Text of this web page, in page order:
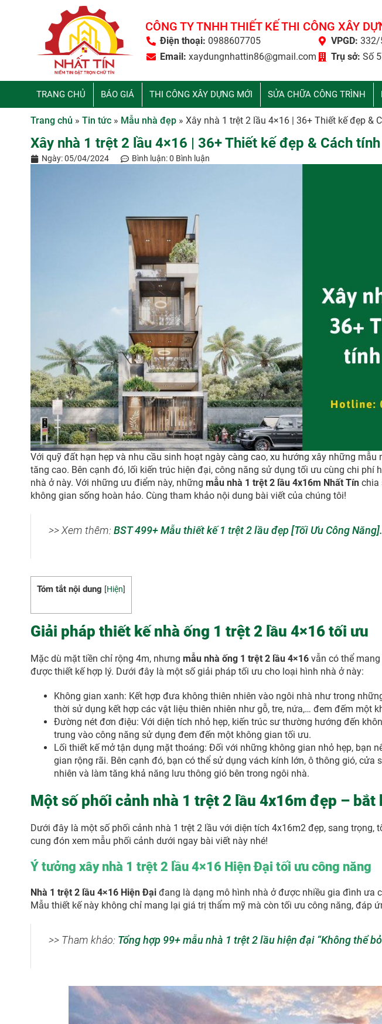
CÔNG TY TNHH THIẾT KẾ THI CÔNG XÂY
Điện thoại: 0988607705
Email: xaydungnhattin86@gmail.com
VPGD: 332/
Trụ sở: Số
TRANG CHỦ BÁO GIÁ THI CÔNG XÂY DỰNG MỚI SỬA CHỮA CÔNG TRÌNH
Trang chủ » Tin tức » Mẫu nhà đẹp » Xây nhà 1 trệt 2 lầu 4×16 | 36+ Thiết kế đẹp &
Xây nhà 1 trệt 2 lầu 4×16 | 36+ Thiết kế đẹp & Cách
Ngày:05/04/2024 Bình luận:0 Bình luận
Với quỹ đất hạn hẹp và nhu cầu sinh hoạt ngày càng cao, xu hướng xây những mẫu
tăng cao. Bên cạnh đó, lối kiến trúc hiện đại, công năng sử dụng tối ưu cùng chi
nhà ở này. Với những ưu điểm này, những mẫu nhà 1 trệt 2 lầu 4x16m Nhất Tín chia
không gian sống hoàn hảo. Cùng tham khảo nội dung bài viết của chúng tôi!
>> Xem thêm: BST 499+ Mẫu thiết kế 1 trệt 2 lầu đẹp [Tối Ưu Công Năng].
Tóm tắt nội dung [Hiện]
Giải pháp thiết kế nhà ống 1 trệt 2 lầu 4×16 tối ưu
Mặc dù mặt tiền chỉ rộng 4m, nhưng mẫu nhà ống 1 trệt 2 lầu 4×16 vẫn có thể
được thiết kế hợp lý. Dưới đây là một số giải pháp tối ưu cho loại hình nhà ở này:
Không gian xanh: Kết hợp đưa không thiên nhiên vào ngôi nhà như trong
thời sử dụng kết hợp các vật liệu thiên nhiên như gỗ, tre, nứa,… đem đếm một
Đường nét đơn điệu: Với diện tích nhỏ hẹp, kiến trúc sư thường hướng đến
trung vào công năng sử dụng đem đến một không gian tối ưu.
Lối thiết kế mở tận dụng mặt thoáng: Đối với những không gian nhỏ hẹp, bạn
gian rộng rãi. Bên cạnh đó, bạn có thể sử dụng vách kính lớn, ô thông gió,
nhiên và làm tăng khả năng lưu thông gió bên trong ngôi nhà.
Một số phối cảnh nhà 1 trệt 2 lầu 4x16m đẹp – bắt
Dưới đây là một số phối cảnh nhà 1 trệt 2 lầu với diện tích 4x16m2 đẹp, sang trọng,
cung đón xem mẫu phối cảnh dưới ngay bài viết này nhé!
Ý tưởng xây nhà 1 trệt 2 lầu 4×16 Hiện Đại tối ưu công năng
Nhà 1 trệt 2 lầu 4×16 Hiện Đại đang là dạng mô hình nhà ở được nhiều gia đình ưa
Mẫu thiết kế này không chỉ mang lại giá trị thẩm mỹ mà còn tối ưu công năng, đáp
>> Tham khảo: Tổng hợp 99+ mẫu nhà 1 trệt 2 lầu hiện đại “Không thể